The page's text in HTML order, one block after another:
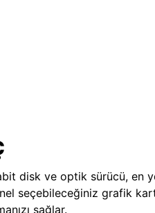
disk ve optik sürücü, en
seçebileceğiniz grafik
sağlar.